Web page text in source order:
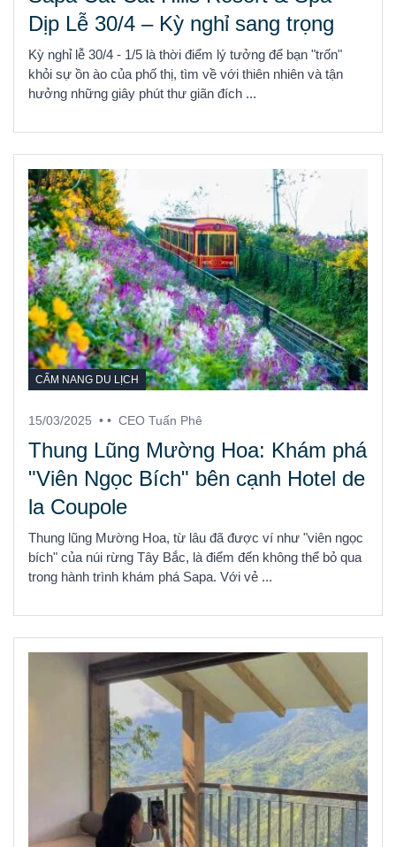
Dịp Lễ 30/4 – Kỳ nghỉ sang trọng
Kỳ nghỉ lễ 30/4 - 1/5 là thời điểm lý tưởng để bạn "trốn"
khỏi sự ồn ào của phố thị, tìm về với thiên nhiên và tận
hưởng những giây phút thư giãn đích ...
CẨM NANG DU LỊCH
15/03/2025 • • CEO Tuấn Phê
Thung Lũng Mường Hoa: Khám phá
"Viên Ngọc Bích" bên cạnh Hotel de
la Coupole
Thung lũng Mường Hoa, từ lâu đã được ví như "viên ngọc
bích" của núi rừng Tây Bắc, là điểm đến không thể bỏ qua
trong hành trình khám phá Sapa. Với vẻ ...